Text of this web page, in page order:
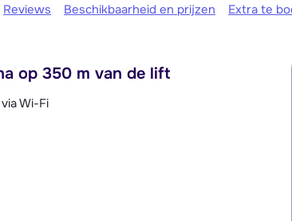
Reviews Beschikbaarheid en prijzen Extra te
op 350 m van de lift
Wi-Fi